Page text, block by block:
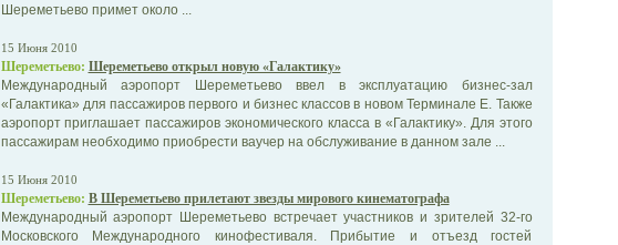
Шереметьево примет около ...
15 Июня 2010
Шереметьево: Шереметьево открыл новую «Галактику»
Международный аэропорт Шереметьево ввел в эксплуатацию бизнес-зал
«Галактика» для пассажиров первого и бизнес классов в новом Терминале Е. Также
аэропорт приглашает пассажиров экономического класса в «Галактику». Для этого
пассажирам необходимо приобрести ваучер на обслуживание в данном зале ...
15 Июня 2010
Шереметьево: В Шереметьево прилетают звезды мирового кинематографа
Международный аэропорт Шереметьево встречает участников и зрителей 32-го
Московского Международного кинофестиваля. Прибытие и отъезд гостей